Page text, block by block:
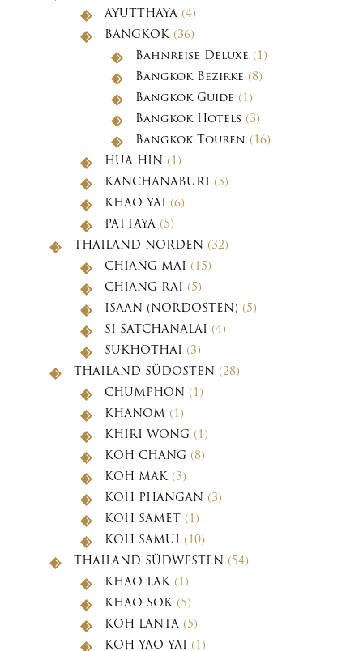
AYUTTHAYA (4)
BANGKOK(36)
Bahnreise Deluxe (1)
Bangkok Bezirke (8)
Bangkok Guide (1)
Bangkok Hotels (3)
Bangkok Touren (16)
HUA HIN (1)
KANCHANABURI (5)
KHAO YAI (6)
PATTAYA (5)
THAILAND NORDEN (32)
CHIANG MAI (15)
CHIANG RAI (5)
ISAAN (NORDOSTEN) (5)
SI SATCHANALAI (4)
SUKHOTHAI (3)
THAILAND SÜDOSTEN (28)
CHUMPHON (1)
KHANOM (1)
KHIRI WONG (1)
KOH CHANG (8)
KOH MAK(3)
KOH PHANGAN (3)
KOH SAMET (1)
KOH SAMUI (10)
THAILAND SÜDWESTEN (54)
KHAO LAK(1)
KHAO SOK(5)
KOH LANTA (5)
KOH YAO YAI (1)